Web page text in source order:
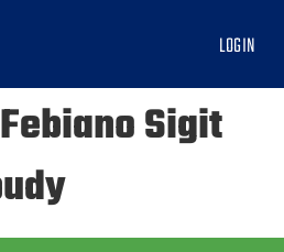
LOGIN
Sigit